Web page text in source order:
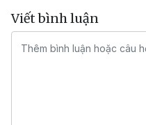
Viết bình luận